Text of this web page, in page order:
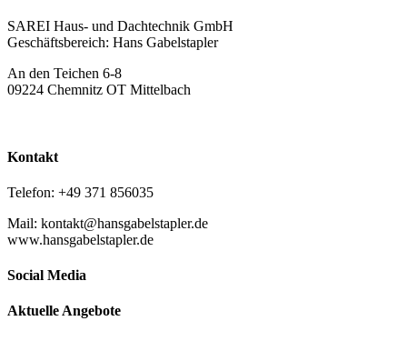
SAREI Haus- und Dachtechnik GmbH
Geschäftsbereich: Hans Gabelstapler
An den Teichen 6-8
09224 Chemnitz OT Mittelbach
Kontakt
Telefon: +49 371 856035
Mail: kontakt@hansgabelstapler.de
www.hansgabelstapler.de
Social Media
Aktuelle Angebote